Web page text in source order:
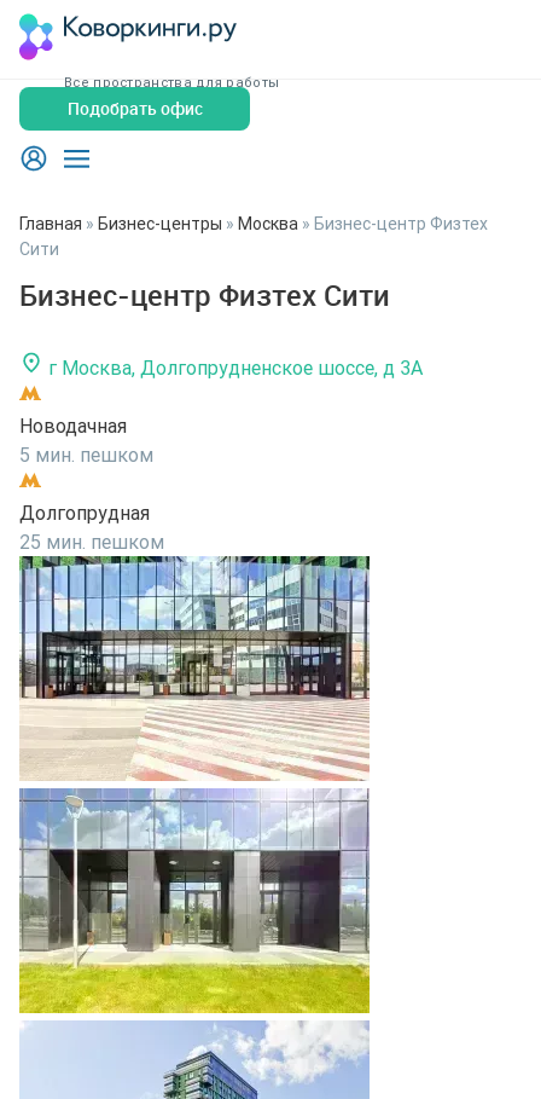
Все пространства для работы
Подобрать офис
Главная » Бизнес-центры » Москва » Бизнес-центр Физтех
Сити
Бизнес-центр Физтех Сити
г Москва, Долгопрудненское шоссе, д 3А
Новодачная
5 мин. пешком
Долгопрудная
25 мин. пешком